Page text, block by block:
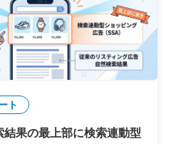
ト
結果の最上部に検索連動型